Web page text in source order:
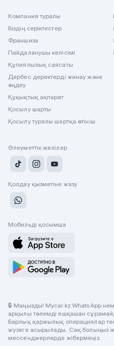
Компания туралы
Біздің серіктестер
Франшиза
Пайдаланушы келісімі
Құпиялылық саясаты
Дербес деректерді жинау және
өңдеу
Құқықтық ақпарат
Қосылу шарты
Қосылу туралы шартқа өтініш
Әлеуметтік желілер
Қолдау қызметіне жазу
Мобильді қосымша
🔒 Маңызды! Mycar.kz WhatsApp
арқылы төлемді ешқашан
Барлық қаржылық операциялар
жүзеге асырылады. Сақ болыңыз
мессенджерлерде жібермеңіз.